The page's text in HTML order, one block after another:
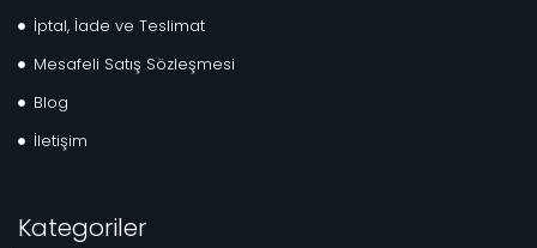
İptal, İade ve Teslimat
Mesafeli Satış Sözleşmesi
Blog
İletişim
Kategoriler